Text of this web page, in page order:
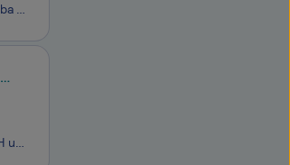
Du willst studieren und gleichzeitig praktische Erfahrung sammeln? Mit einem dualen Studium an der iba bist du da genau richtig. Die iba | Internationale Berufsakademie ist Deutschlands größte staatlich anerkannte Berufsakademie. Als Tochtergesellschaft der F+U Unternehmensgruppe, einer Bildungsträ
Starte Deine Zukunft im Bereich Public Relations & Kommunikation gemeinsam mit der BLIKS IO GmbH und der IU Internationalen Hochschule (IU). Im Dualen myStudium – akkreditiert als duales Fernstudium - sammelst Du Deine Praxiserfahrung im Unternehmen und lernst die Theorie zu 100 % virt